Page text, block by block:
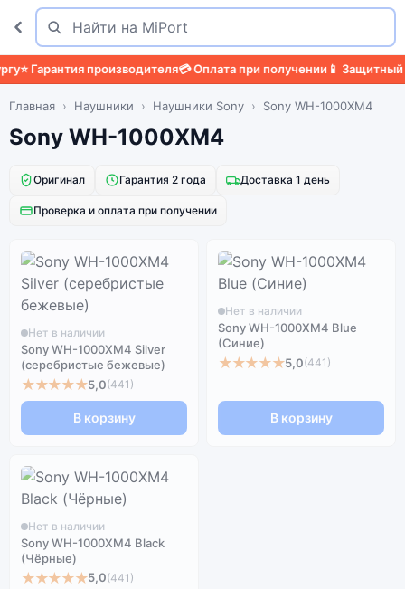
Поиск
Найти
⭐ Гарантия производителя💳 Оплата при получении📱 Защитный
Главная Наушники Наушники Sony Sony WH-1000XM4
Sony WH-1000XM4
Оригинал Гарантия 2 года Доставка 1 день
Проверка и оплата при получении
Нет в наличии
Sony WH-1000XM4 Silver
(серебристые бежевые)
★★★★★5,0(441)
В корзину
Нет в наличии
Sony WH-1000XM4 Blue
(Синие)
★★★★★5,0(441)
В корзину
Нет в наличии
Sony WH-1000XM4 Black
(Чёрные)
★★★★★5,0(441)